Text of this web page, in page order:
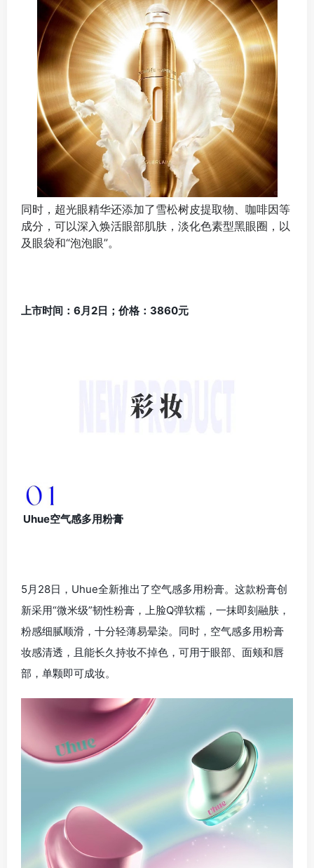
同时，超光眼精华还添加了雪松树皮提取物、咖啡因等
成分，可以深入焕活眼部肌肤，淡化色素型黑眼圈，以
及眼袋和“泡泡眼”。
上市时间：6月2日；价格：3860元
Uhue空气感多用粉膏
5月28日，Uhue全新推出了空气感多用粉膏。这款粉膏创
新采用“微米级”韧性粉膏，上脸Q弹软糯，一抹即刻融肤，
粉感细腻顺滑，十分轻薄易晕染。同时，空气感多用粉膏
妆感清透，且能长久持妆不掉色，可用于眼部、面颊和唇
部，单颗即可成妆。